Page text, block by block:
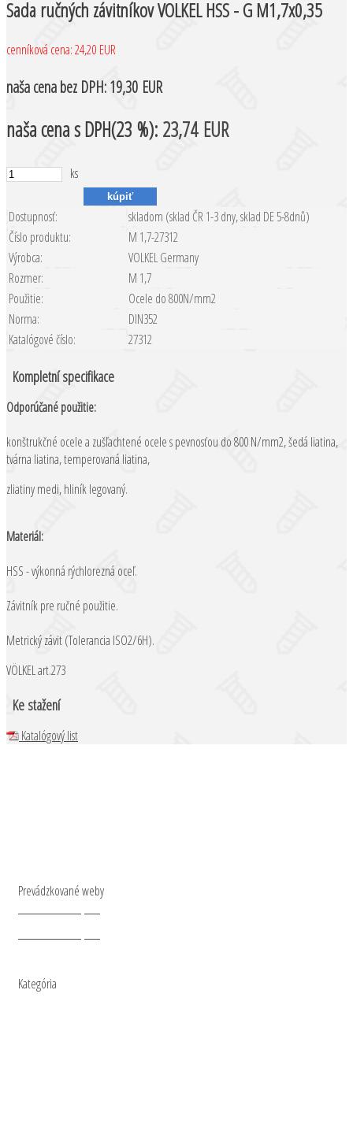
Sada ručných závitníkov VOLKEL HSS - G M1,7x0,35
cenníková cena:24,20 EUR
naša cenabez DPH:19,30 EUR
naša cenas DPH(23 %): 23,74 EUR
ks
Dostupnosť:
skladom (sklad ČR 1-3 dny, sklad DE 5-8dnů)
Číslo produktu:
M 1,7-27312
Výrobca:
VOLKEL Germany
Rozmer:
M 1,7
Použitie:
Ocele do 800N/mm2
Norma:
DIN352
Katalógové číslo:
27312
Kompletní specifikace
Odporúčané použitie:
konštrukčné ocele a zušľachtené ocele s pevnosťou do 800 N/mm2, šedá liatina,
tvárna liatina, temperovaná liatina,
zliatiny medi, hliník legovaný.
Materiál:
HSS - výkonná rýchlorezná oceľ.
Závitník pre ručné použitie.
Metrický závit (Tolerancia ISO2/6H).
VÖLKEL art.273
Ke stažení
Katalógový list
Prevádzkované weby
Kategória